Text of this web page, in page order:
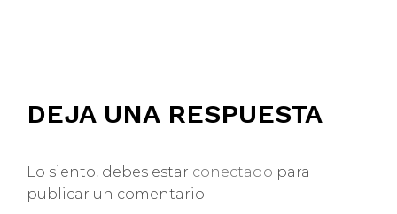
DEJA UNA RESPUESTA
Lo siento, debes estar conectado para
publicar un comentario.